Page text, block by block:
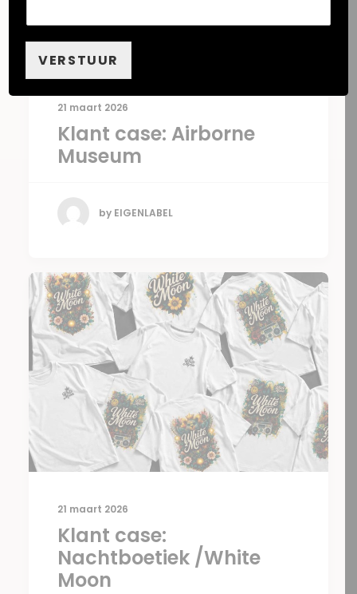
21 maart 2026
Klant case: Airborne
Museum
by EIGENLABEL
21 maart 2026
Klant case:
Nachtboetiek /White
Moon
VERSTUUR